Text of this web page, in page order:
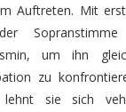
Auftreten. Mit
um ihn
zu
lehnt sie sich